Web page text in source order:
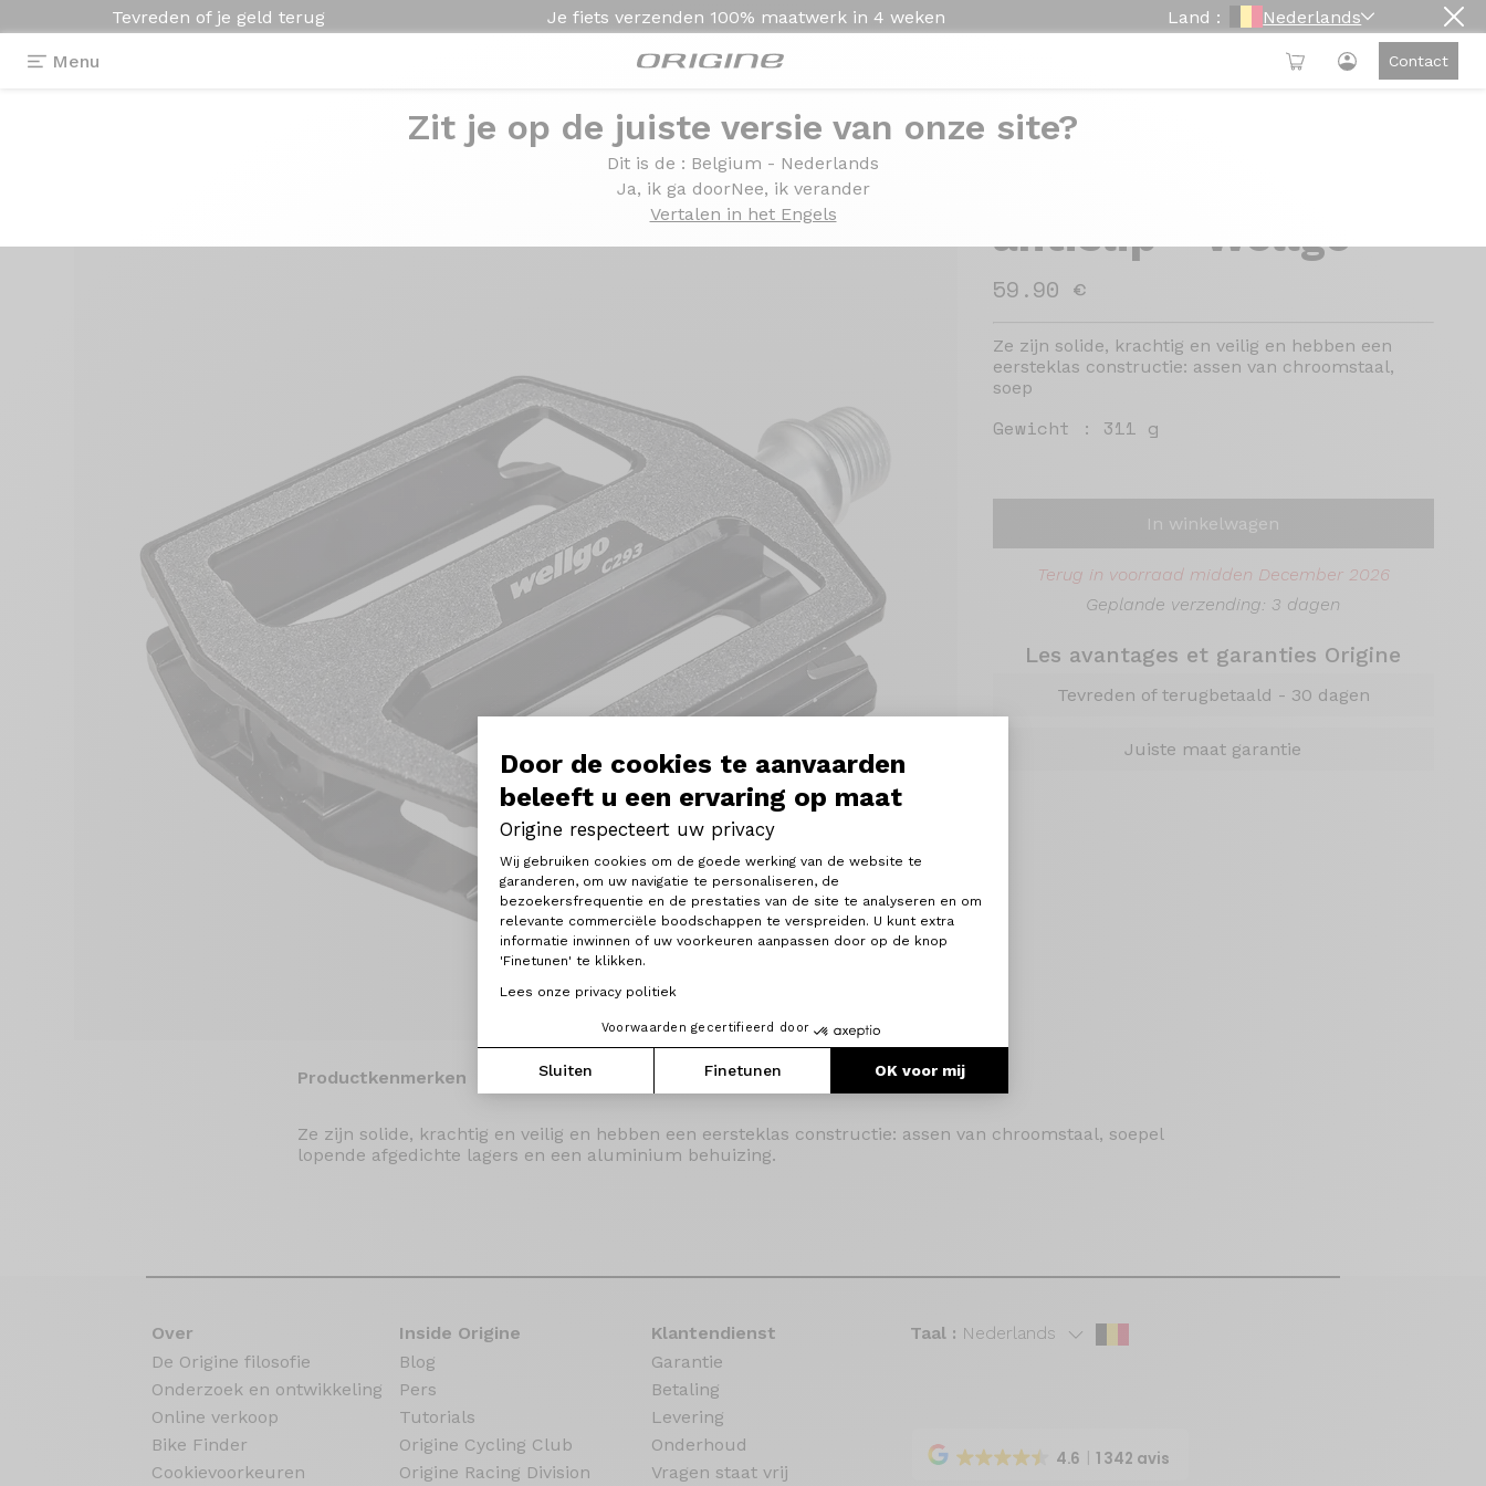
Door de cookies te aanvaarden
beleeft u een ervaring op maat
Origine respecteert uw privacy
Toestemmingsbeheerplatform: Personaliseer uw opties
Wij gebruiken cookies om de goede werking van de website te
garanderen, om uw navigatie te personaliseren, de
bezoekersfrequentie en de prestaties van de site te analyseren en om
relevante commerciële boodschappen te verspreiden. U kunt extra
informatie inwinnen of uw voorkeuren aanpassen door op de knop
'Finetunen' te klikken.
Lees onze privacy politiek
Voorwaarden gecertifieerd door
Sluiten Finetunen OK voor mij
Axeptio consent
Tevreden of je geld terug Je fiets verzenden 100% maatwerk in 4 weken Land : Nederlands
Menu Contact
Zit je op de juiste versie van onze site?
Dit is de : Belgium - Nederlands
Ja, ik ga doorNee, ik verander
Vertalen in het Engels
Urban C293 antislip
antislip - Wellgo
59.90 €
Ze zijn solide, krachtig en veilig en hebben een
eersteklas constructie: assen van chroomstaal,
soep
Gewicht : 311 g
In winkelwagen
Terug in voorraad midden December 2026
Geplande verzending: 3 dagen
Les avantages et garanties Origine
Tevreden of terugbetaald - 30 dagen
Juiste maat garantie
Productkenmerken
Ze zijn solide, krachtig en veilig en hebben een eersteklas constructie: assen van chroomstaal, soepel
lopende afgedichte lagers en een aluminium behuizing.
Over
De Origine filosofie
Onderzoek en ontwikkeling
Online verkoop
Bike Finder
Cookievoorkeuren
Inside Origine
Blog
Pers
Tutorials
Origine Cycling Club
Origine Racing Division
Klantendienst
Garantie
Betaling
Levering
Onderhoud
Vragen staat vrij
Taal : Nederlands
4.6 1 342 avis